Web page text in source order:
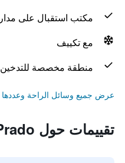
مكتب استقبال على مدار 24 ساعة
مع تكييف
منطقة مخصصة للتدخين
عرض جميع وسائل الراحة وعددها 5
تقييمات حول Casa Hostal El Prado